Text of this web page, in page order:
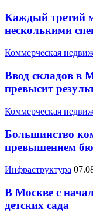
Каждый третий
несколькими
Коммерческая
Ввод складов в
превысит
Коммерческая
Большинство
превышением
Инфраструктура
В Москве с
детских сада